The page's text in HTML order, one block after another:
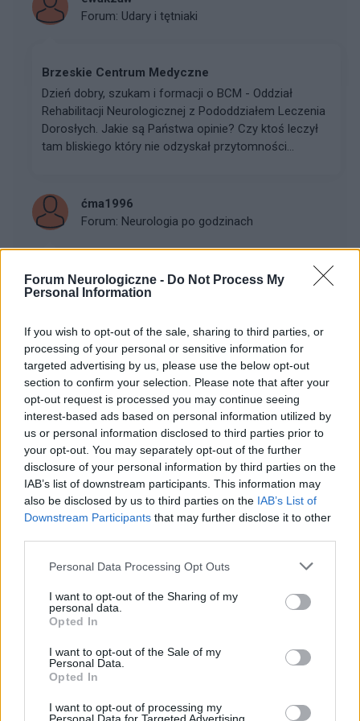
Forum Neurologiczne - Do Not Process My
Personal Information
If you wish to opt-out of the sale, sharing to third parties, or
processing of your personal or sensitive information for
targeted advertising by us, please use the below opt-out
section to confirm your selection. Please note that after your
opt-out request is processed you may continue seeing
interest-based ads based on personal information utilized by
us or personal information disclosed to third parties prior to
your opt-out. You may separately opt-out of the further
disclosure of your personal information by third parties on the
IAB’s list of downstream participants. This information may
also be disclosed by us to third parties on the IAB’s List of
Downstream Participants that may further disclose it to other
Personal Data Processing Opt Outs
I want to opt-out of the Sharing of my
personal data.
Opted In
I want to opt-out of the Sale of my
Personal Data.
Opted In
I want to opt-out of processing my
Forum: Udary i tętniaki
Brzeskie Centrum Medyczne
Dzień dobry, szukam i formacji o BCM - Oddział
Rehabilitacji Neurologicznej z Pododdziałem Leczenia
Dorosłych. Jakie są Państwa opinie? Czy ktoś leczył
tam bliskiego który nie odzyskał przytomności...
ćma1996
Forum: Neurologia po godzinach
Niedotlenienie mózgu zielone wody płodowe
Cześć wszystkim, ​Zwracam się z prośbą o pomoc w
kwestii dalszej diagnostyki neurologicznej. Mam 30 lat i
od dłuższego czasu zmagam się z bariera...
Forum:
Udary i tętniaki
Tętniak po embolizacji
Dzień dobry, tętniaka w mózgu 4mm wykryty w
październiku 2025r, po wizycie u neurochirurga
kwalifikacja na embolizacje . Przed tym nudności,
wykryto tę...
Forum:Udary i tętniaki
Klipsowanie rozarwanego naczynia